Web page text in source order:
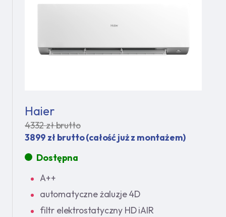
Haier
4332 zł brutto
3899 zł brutto (całość już z montażem)
Dostępna
A++
automatyczne żaluzje 4D
filtr elektrostatyczny HD iAIR